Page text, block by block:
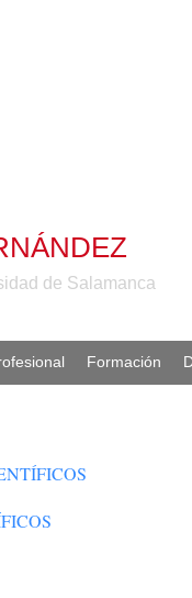
de Salamanca
Formación